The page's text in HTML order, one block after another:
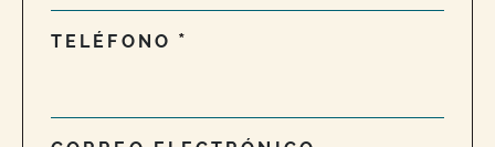
TELÉFONO